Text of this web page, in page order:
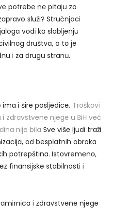
potrebe ne pitaju za
služi? Stručnjaci
vodi ka slabljenju
društva, a to je
i za drugu stranu.
i šire posljedice. Troškovi
zdravstvene njege u BiH već
nije bila Sve više ljudi traži
od besplatnih obroka
potrepština. Istovremeno,
finansijske stabilnosti i
i zdravstvene njege